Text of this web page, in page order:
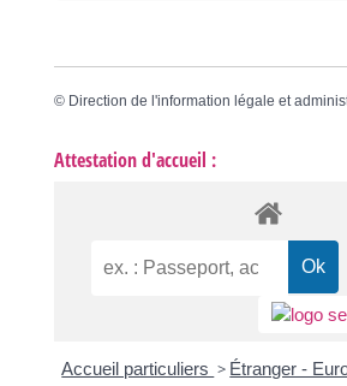
© Direction de l'information légale et
Attestation d'accueil :
Accueil particuliers > Étranger -